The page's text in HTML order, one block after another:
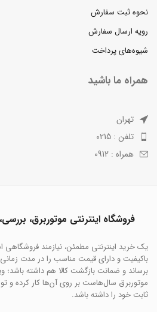
نحوه ثبت سفارش
رویه ارسال سفارش
شیوه‌های پرداخت
همراه ما باشید
تهران
تلفن : 0215
همراه : 0912
فروشگاه اینترنتی موتوربرق،
یک خرید اینترنتی مطمئن، نیازمند فروشگاهی
باکیفیت و دارای قیمت مناسب را در مدت
برساند و ضمانت بازگشت کالا هم داشته باشد؛
موتوربرق سال‌هاست بر روی آن‌ها کار کرده و
ثابت خود را داشته باشد.